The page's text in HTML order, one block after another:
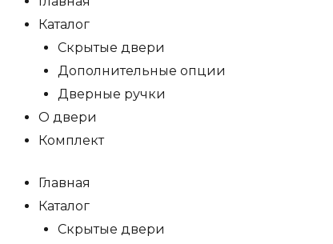
Каталог
Скрытые двери
Дополнительные опции
Дверные ручки
О двери
Комплект
Главная
Каталог
Скрытые двери